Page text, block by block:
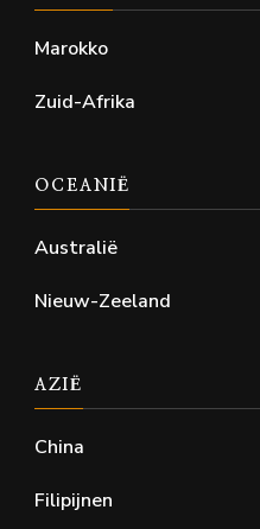
Marokko
Zuid-Afrika
OCEANIË
Australië
Nieuw-Zeeland
AZIË
China
Filipijnen